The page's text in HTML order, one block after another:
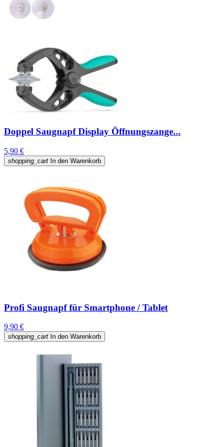
Doppel Saugnapf Display Öffnungszange...
5,90 €
shopping_cart In den Warenkorb
Profi Saugnapf für Smartphone / Tablet
9,90 €
shopping_cart In den Warenkorb